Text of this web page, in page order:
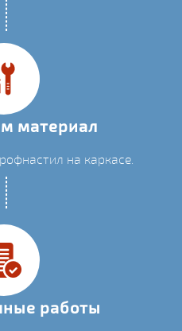
материал
на каркасе.
работы